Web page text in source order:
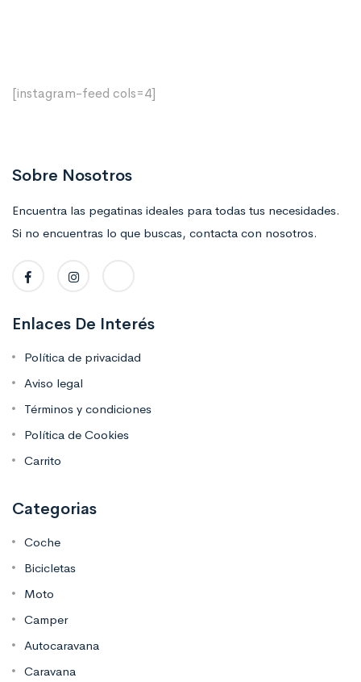
[instagram-feed cols=4]
Sobre Nosotros
Encuentra las pegatinas ideales para todas tus necesidades.
Si no encuentras lo que buscas, contacta con nosotros.
Enlaces De Interés
Política de privacidad
Aviso legal
Términos y condiciones
Política de Cookies
Carrito
Categorias
Coche
Bicicletas
Moto
Camper
Autocaravana
Caravana